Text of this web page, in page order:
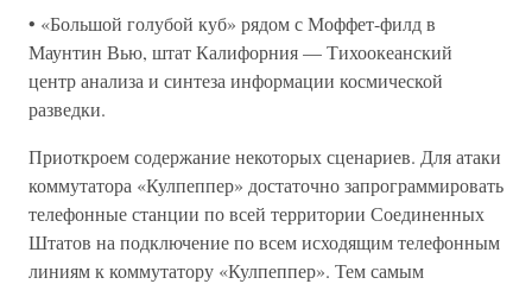
• «Большой голубой куб» рядом с Моффет-филд в
Маунтин Вью, штат Калифорния — Тихоокеанский
центр анализа и синтеза информации космической
разведки.
Приоткроем содержание некоторых сценариев. Для атаки
коммутатора «Кулпеппер» достаточно запрограммировать
телефонные станции по всей территории Соединенных
Штатов на подключение по всем исходящим телефонным
линиям к коммутатору «Кулпеппер». Тем самым